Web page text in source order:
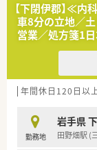
【下閉伊郡】≪
車8分の立地／
営業／処方箋1
年間休日120日以
勤務地
岩手県
田野畑駅 (